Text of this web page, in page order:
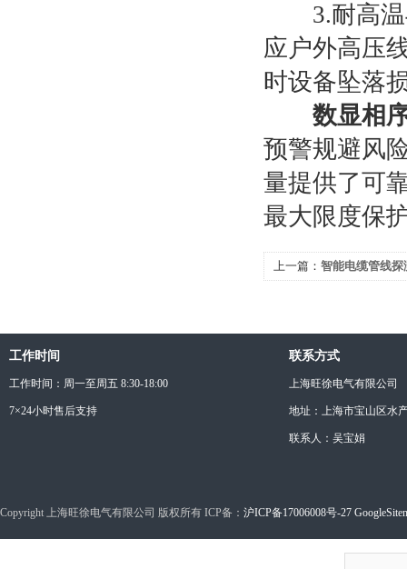
3.耐高温
应户外高压
时设备坠落
数显相
预警规避风
量提供了可
最大限度保
上一篇： 智能电缆管线
工作时间
工作时间：周一至周五 8:30-18:00
7×24小时售后支持
联系方式
上海旺徐电气有限公司
地址：上海市宝山区水
联系人：吴宝娟
Copyright 上海旺徐电气有限公司 版权所有 ICP备： 沪ICP备17006008号-27